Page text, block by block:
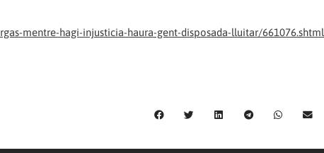
mentre-hagi-injusticia-haura-gent-disposada-lluitar/661076.shtml